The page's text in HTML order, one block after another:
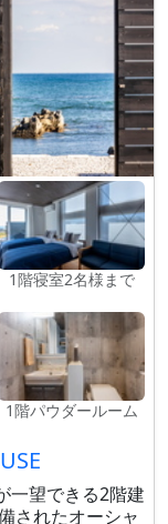
1階寝室2名様まで
1階パウダールーム
一望できる2階建
されたオーシャ